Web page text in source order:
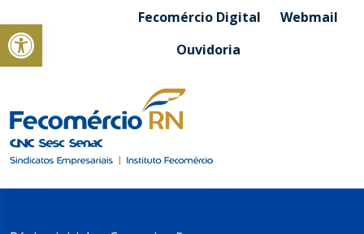
Abrir a barra de ferramentasFecomércio Digital
Webmail
Ouvidoria